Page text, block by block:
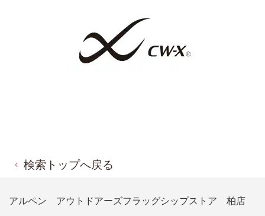
検索トップへ戻る
アルペン アウトドアーズフラッグシップストア 柏店